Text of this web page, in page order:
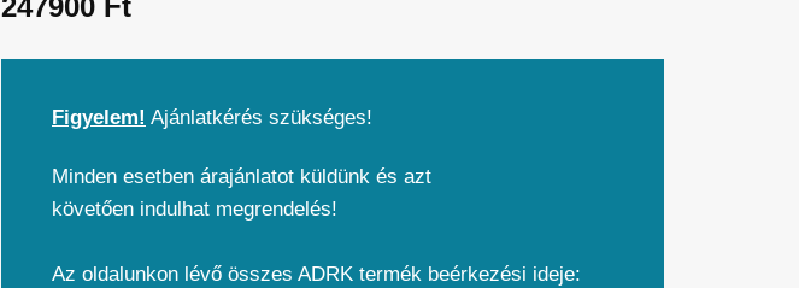
Figyelem! Ajánlatkérés szükséges!
Minden esetben árajánlatot küldünk és azt
követően indulhat megrendelés!
Az oldalunkon lévő összes ADRK termék beérkezési ideje: